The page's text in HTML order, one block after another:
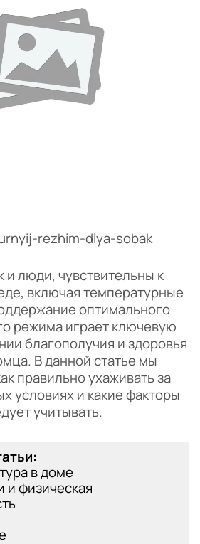
и люди, чувствительны к
включая температурные
оптимального
режима играет ключевую
благополучия и здоровья
В данной статье мы
правильно ухаживать за
условиях и какие факторы
учитывать.
в доме
и физическая